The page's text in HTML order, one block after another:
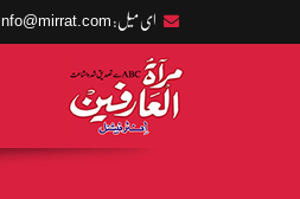
ای میل: